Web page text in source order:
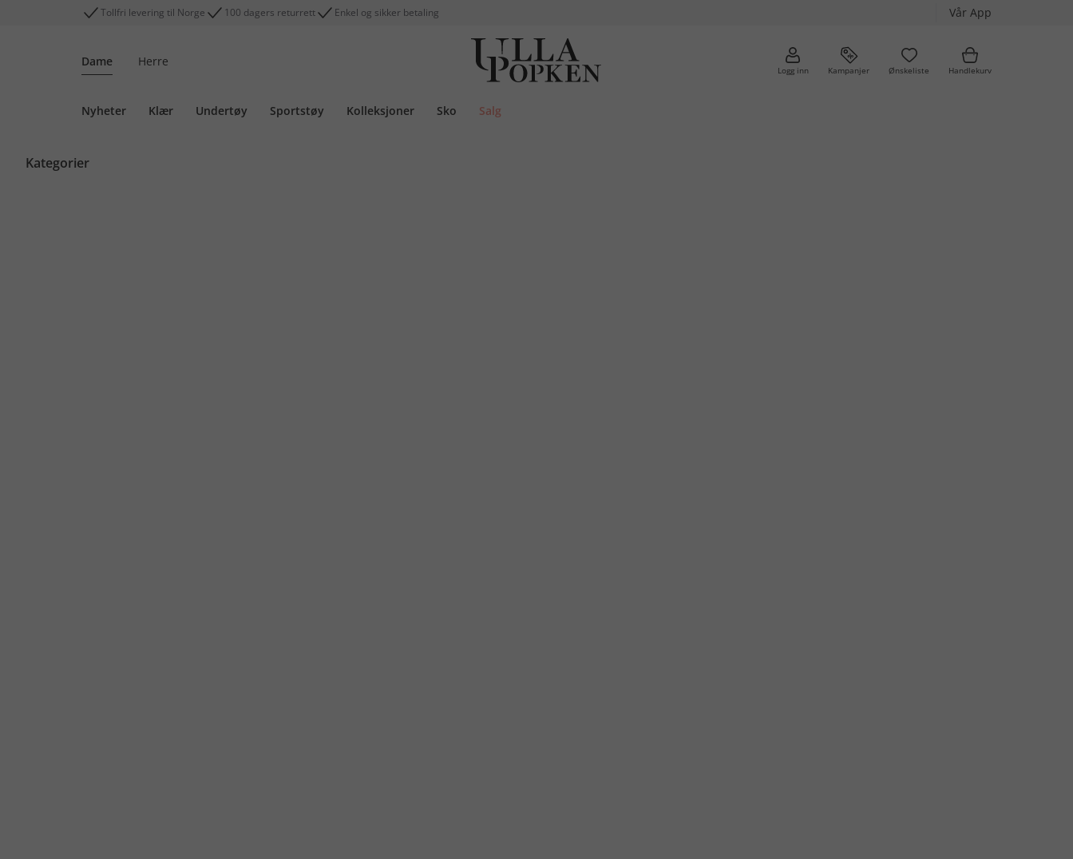
Tollfri levering til Norge 100 dagers returrett Enkel og sikker betaling Vår App
Dame Herre
Logg inn Kampanjer Ønskeliste Handlekurv
Nyheter Klær Undertøy Sportstøy Kolleksjoner Sko Salg
Kategorier